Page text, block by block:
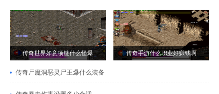
传奇世界如意项链什么怪爆 传奇手游什么职业好赚钱啊
传奇尸魔洞恶灵尸王爆什么装备